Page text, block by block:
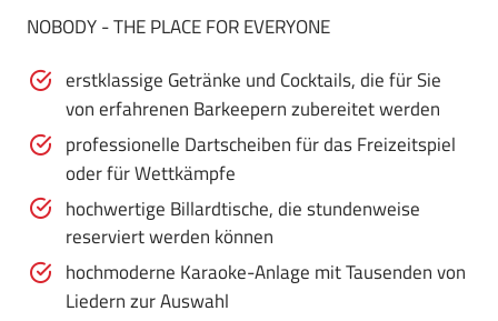
NOBODY - THE PLACE FOR EVERYONE
erstklassige Getränke und Cocktails, die für Sie
von erfahrenen Barkeepern zubereitet werden
professionelle Dartscheiben für das Freizeitspiel
oder für Wettkämpfe
hochwertige Billardtische, die stundenweise
reserviert werden können
hochmoderne Karaoke-Anlage mit Tausenden von
Liedern zur Auswahl